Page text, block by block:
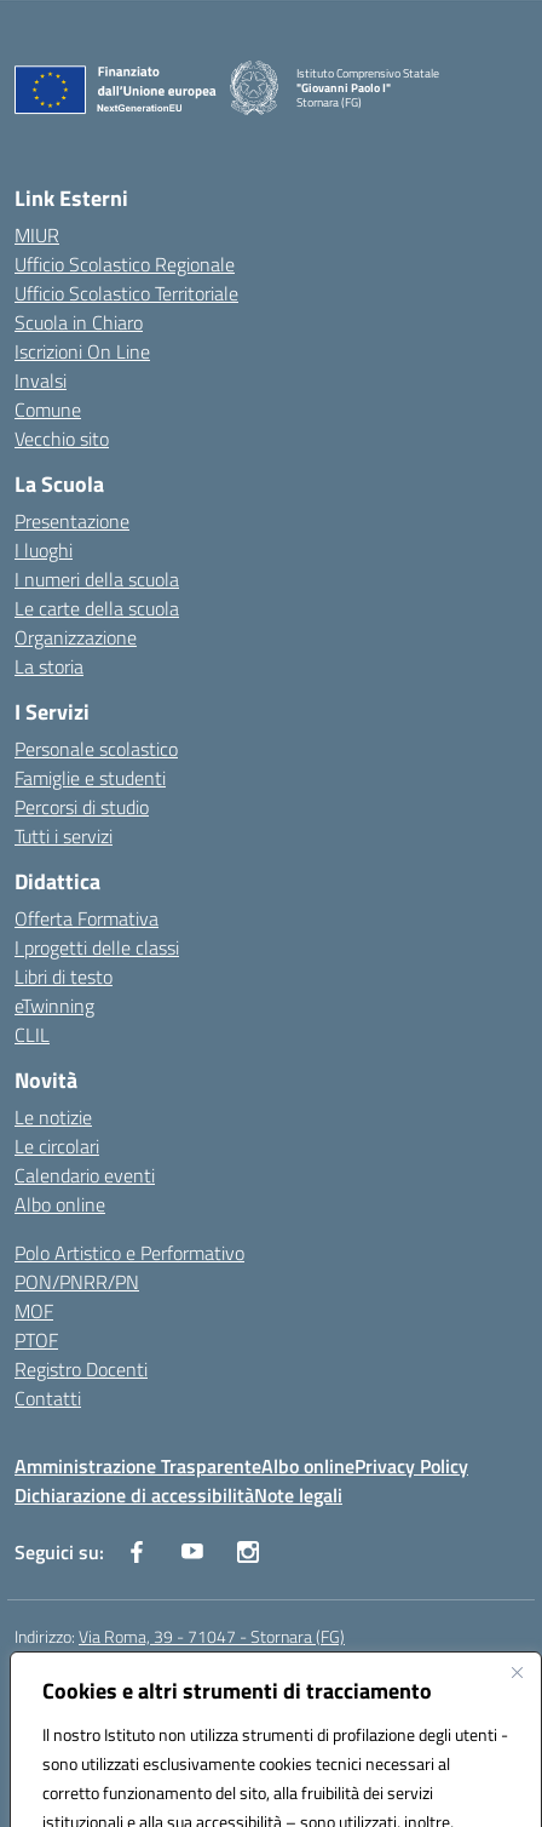
Cookies e altri strumenti di tracciamento
Il nostro Istituto non utilizza strumenti di profilazione degli utenti -
sono utilizzati esclusivamente cookies tecnici necessari al
corretto funzionamento del sito, alla fruibilità dei servizi
istituzionali e alla sua accessibilità – sono utilizzati, inoltre,
Istituto Comprensivo Statale
"Giovanni Paolo I"
Stornara (FG)
Link Esterni
MIUR
Ufficio Scolastico Regionale
Ufficio Scolastico Territoriale
Scuola in Chiaro
Iscrizioni On Line
Invalsi
Comune
Vecchio sito
La Scuola
Presentazione
I luoghi
I numeri della scuola
Le carte della scuola
Organizzazione
La storia
I Servizi
Personale scolastico
Famiglie e studenti
Percorsi di studio
Tutti i servizi
Didattica
Offerta Formativa
I progetti delle classi
Libri di testo
eTwinning
CLIL
Novità
Le notizie
Le circolari
Calendario eventi
Albo online
Polo Artistico e Performativo
PON/PNRR/PN
MOF
PTOF
Registro Docenti
Contatti
Amministrazione TrasparenteAlbo onlinePrivacy Policy
Dichiarazione di accessibilitàNote legali
Seguici su:
Indirizzo:Via Roma, 39 - 71047 - Stornara (FG)
Centralino:
Posta elettronica certificata (PEC):FGIC83700P@pec.istruzione.it
Codice fiscale: 90015650717
Codice meccanografico:FGIC83700P
Codice Indice delle Pubbliche Amministrazioni (IPA): istsc_fgic83700p
Codice unico di fatturazione (CUF): UFUOPR